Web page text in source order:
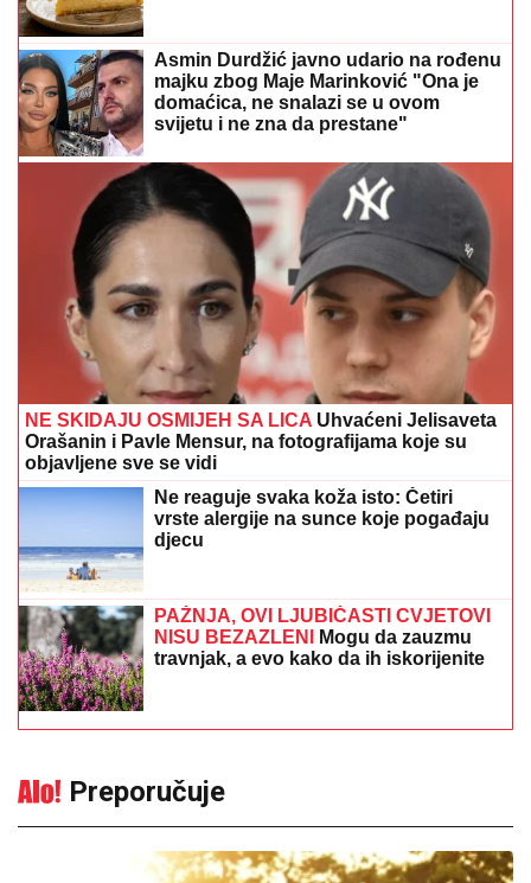
Asmin Durdžić javno udario na rođenu
majku zbog Maje Marinković "Ona je
domaćica, ne snalazi se u ovom
svijetu i ne zna da prestane"
NE SKIDAJU OSMIJEH SA LICA Uhvaćeni Jelisaveta
Orašanin i Pavle Mensur, na fotografijama koje su
objavljene sve se vidi
Ne reaguje svaka koža isto: Četiri
vrste alergije na sunce koje pogađaju
djecu
PAŽNJA, OVI LJUBIČASTI CVJETOVI
NISU BEZAZLENI
Mogu da zauzmu
travnjak, a evo kako da ih iskorijenite
Preporučuje